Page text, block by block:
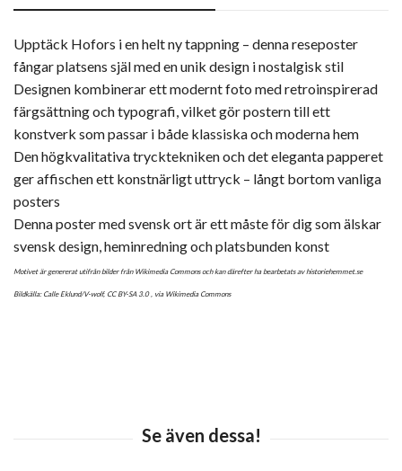
Upptäck Hofors i en helt ny tappning – denna reseposter
fångar platsens själ med en unik design i nostalgisk stil
Designen kombinerar ett modernt foto med retroinspirerad
färgsättning och typografi, vilket gör postern till ett
konstverk som passar i både klassiska och moderna hem
Den högkvalitativa trycktekniken och det eleganta papperet
ger affischen ett konstnärligt uttryck – långt bortom vanliga
posters
Denna poster med svensk ort är ett måste för dig som älskar
svensk design, heminredning och platsbunden konst
Motivet är genererat utifrån bilder från Wikimedia Commons och kan därefter ha bearbetats av historiehemmet.se
Bildkälla: Calle Eklund/V-wolf, CC BY-SA 3.0, via Wikimedia Commons